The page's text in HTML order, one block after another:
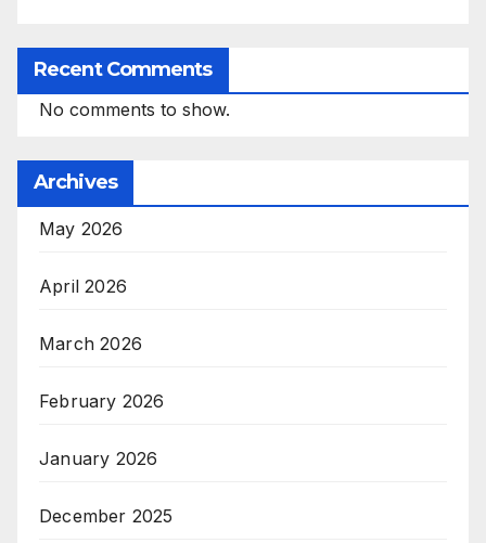
Recent Comments
No comments to show.
Archives
May 2026
April 2026
March 2026
February 2026
January 2026
December 2025